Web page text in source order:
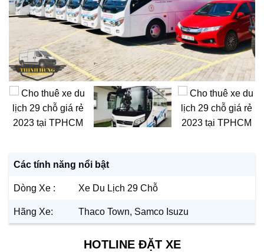
Các tính năng nổi bật
Dòng Xe : Xe Du Lịch 29 Chỗ
Hãng Xe: Thaco Town, Samco Isuzu
HOTLINE ĐẶT XE